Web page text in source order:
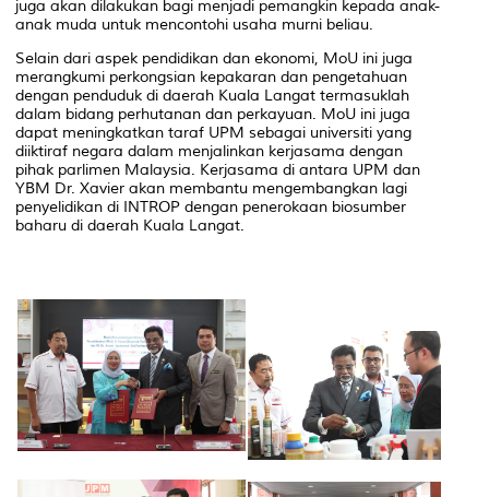
juga akan dilakukan bagi menjadi pemangkin kepada anak-
anak muda untuk mencontohi usaha murni beliau.
Selain dari aspek pendidikan dan ekonomi, MoU ini juga
merangkumi perkongsian kepakaran dan pengetahuan
dengan penduduk di daerah Kuala Langat termasuklah
dalam bidang perhutanan dan perkayuan. MoU ini juga
dapat meningkatkan taraf UPM sebagai universiti yang
diiktiraf negara dalam menjalinkan kerjasama dengan
pihak parlimen Malaysia. Kerjasama di antara UPM dan
YBM Dr. Xavier akan membantu mengembangkan lagi
penyelidikan di INTROP dengan penerokaan biosumber
baharu di daerah Kuala Langat.